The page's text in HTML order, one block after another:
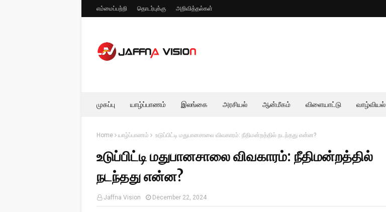
எம்மைப்பற்றி தொடர்புக்கு அறிவித்தல்கள்
முகப்பு யாழ்ப்பாணம் இலங்கை அரசியல் ஆன்மீகம் விளையாட்டு வாழ்வியல்
Home யாழ்ப்பாணம் உடுப்பிட்டி மதுபானசாலை விவகாரம்: நீதிமன்றத்தில் நடந்தது என்ன?
உடுப்பிட்டி மதுபானசாலை விவகாரம்: நீதிமன்றத்தில்
நடந்தது என்ன?
Jaffna Vision December 22, 2024